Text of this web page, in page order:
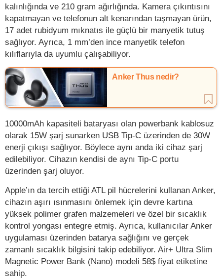
kalınlığında ve 210 gram ağırlığında. Kamera çıkıntısını
kapatmayan ve telefonun alt kenarından taşmayan ürün,
17 adet rubidyum mıknatıs ile güçlü bir manyetik tutuş
sağlıyor. Ayrıca, 1 mm’den ince manyetik telefon
kılıflarıyla da uyumlu çalışabiliyor.
Anker Thus nedir?
10000mAh kapasiteli bataryası olan powerbank kablosuz
olarak 15W şarj sunarken USB Tip-C üzerinden de 30W
enerji çıkışı sağlıyor. Böylece aynı anda iki cihaz şarj
edilebiliyor. Cihazın kendisi de aynı Tip-C portu
üzerinden şarj oluyor.
Apple’ın da tercih ettiği ATL pil hücrelerini kullanan Anker,
cihazın aşırı ısınmasını önlemek için devre kartına
yüksek polimer grafen malzemeleri ve özel bir sıcaklık
kontrol yongası entegre etmiş. Ayrıca, kullanıcılar Anker
uygulaması üzerinden batarya sağlığını ve gerçek
zamanlı sıcaklık bilgisini takip edebiliyor. Air+ Ultra Slim
Magnetic Power Bank (Nano) modeli 58$ fiyat etiketine
sahip.